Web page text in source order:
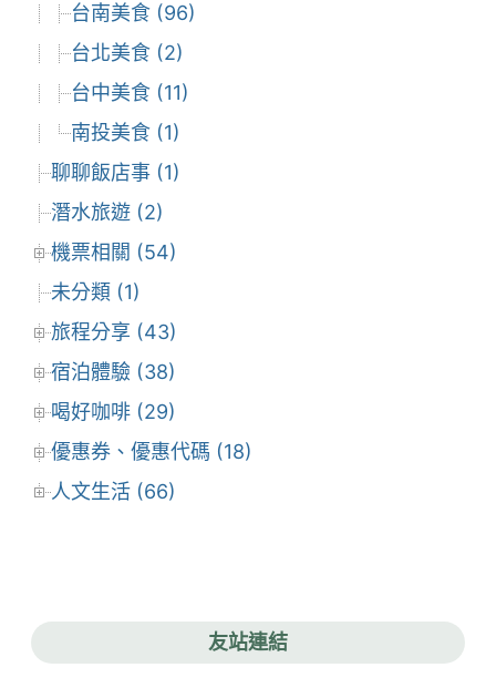
台南美食 (96)
台北美食 (2)
台中美食 (11)
南投美食 (1)
聊聊飯店事 (1)
潛水旅遊 (2)
機票相關 (54)
未分類 (1)
旅程分享 (43)
宿泊體驗 (38)
喝好咖啡 (29)
優惠券、優惠代碼 (18)
人文生活 (66)
友站連結